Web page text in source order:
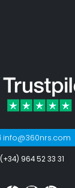
info@360nrs.com
(+34) 964 52 33 31